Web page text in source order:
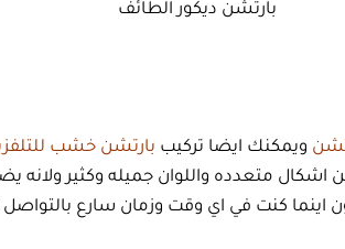
بارتشن ديكور الطائف
ويمكنك ايضا تركيب بارتشن خشب
اشكال متعدده واللوان جميله وكثير
اينما كنت في اي وقت وزمان سارع بالتواصل